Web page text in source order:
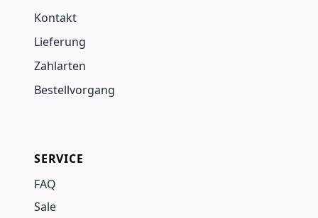
Kontakt
Lieferung
Zahlarten
Bestellvorgang
SERVICE
FAQ
Sale